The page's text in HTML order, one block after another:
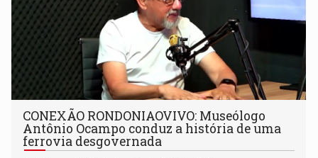
CONEXÃO RONDONIAOVIVO: Museólogo
Antônio Ocampo conduz a história de uma
ferrovia desgovernada